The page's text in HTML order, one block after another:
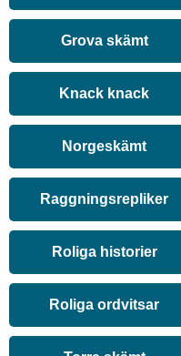
Grova skämt
Knack knack
Norgeskämt
Raggningsrepliker
Roliga historier
Roliga ordvitsar